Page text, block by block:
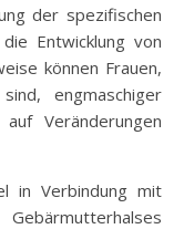
der spezifischen
Entwicklung von
können Frauen,
engmaschiger
Veränderungen
in Verbindung mit